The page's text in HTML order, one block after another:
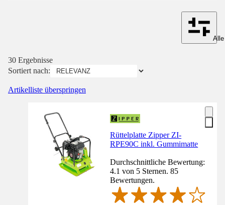
30 Ergebnisse
Sortiert nach:
Artikelliste überspringen
Rüttelplatte Zipper ZI-
RPE90C inkl. Gummimatte
Durchschnittliche Bewertung:
4.1 von 5 Sternen. 85
Bewertungen.